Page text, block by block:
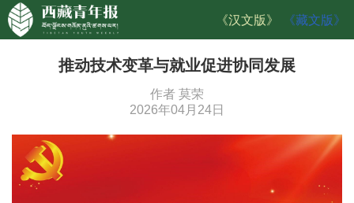
《汉文版》
《藏文版》
推动技术变革与就业促进协同发展
作者 莫荣
2026年04月24日